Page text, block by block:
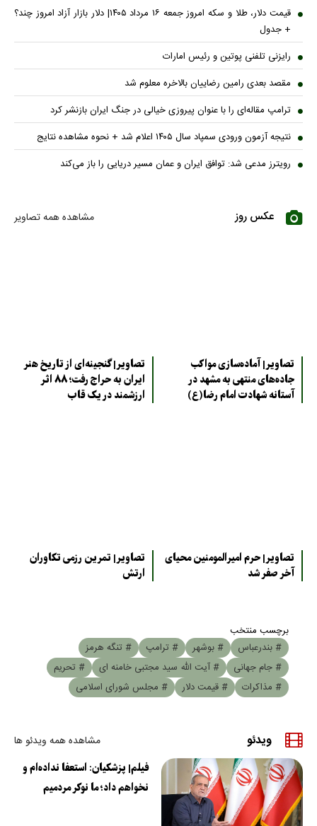
قیمت دلار، طلا و سکه امروز جمعه ۱۶ مرداد ۱۴۰۵| دلار بازار آزاد امروز چند؟
+ جدول
رایزنی تلفنی پوتین و رئیس امارات
مقصد بعدی رامین رضاییان بالاخره معلوم شد
ترامپ مقاله‌ای را با عنوان پیروزی خیالی در جنگ ایران بازنشر کرد
نتیجه آزمون ورودی سمپاد سال ۱۴۰۵ اعلام شد + نحوه مشاهده نتایج
رویترز مدعی شد: توافق ایران و عمان مسیر دریایی را باز می‌کند
عکس روز مشاهده همه تصاویر
تصاویر| آماده‌سازی مواکب
جاده‌های منتهی به مشهد در
آستانه شهادت امام رضا(ع)
تصاویر| گنجینه‌ای از تاریخ هنر
ایران به حراج رفت؛ ۸۸ اثر
ارزشمند در یک قاب
تصاویر| حرم امیرالمومنین محیای
آخر صفر شد
تصاویر| تمرین رزمی تکاوران
ارتش
برچسب منتخب
# بندرعباس
# بوشهر # ترامپ
# تنگه هرمز
# جام جهانی
# آیت الله سید مجتبی خامنه ای
# تحریم
# مذاکرات
# قیمت دلار # مجلس شورای اسلامی
ویدئو مشاهده همه ویدئو ها
فیلم| پزشکیان: استعفا نداده‌ام و
نخواهم داد؛ ما نوکر مردمیم